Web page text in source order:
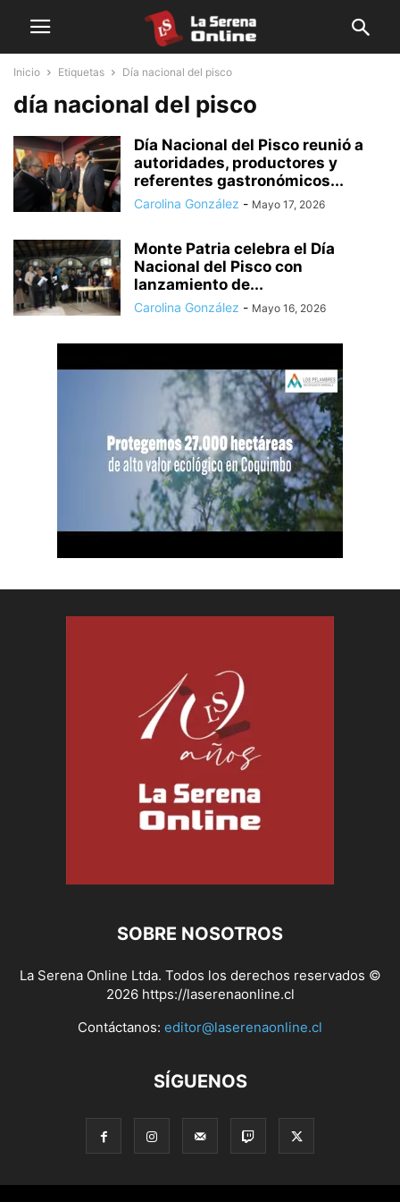
Inicio Etiquetas Día nacional del pisco
día nacional del pisco
Día Nacional del Pisco reunió a
autoridades, productores y
referentes gastronómicos...
Carolina González - Mayo 17, 2026
Monte Patria celebra el Día
Nacional del Pisco con
lanzamiento de...
Carolina González - Mayo 16, 2026
SOBRE NOSOTROS
La Serena Online Ltda. Todos los derechos reservados ©
2026 https://laserenaonline.cl
Contáctanos: editor@laserenaonline.cl
SÍGUENOS